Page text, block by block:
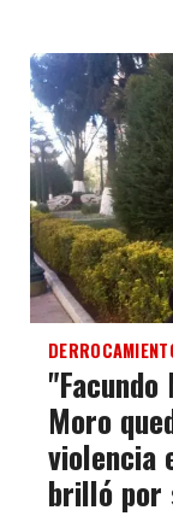
Moro
violencia
brilló por